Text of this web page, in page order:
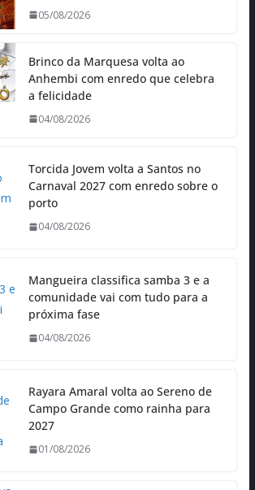
05/08/2026
Brinco da Marquesa volta ao
Anhembi com enredo que celebra
a felicidade
04/08/2026
Torcida Jovem volta a Santos no
Carnaval 2027 com enredo sobre o
porto
04/08/2026
Mangueira classifica samba 3 e a
comunidade vai com tudo para a
próxima fase
04/08/2026
Rayara Amaral volta ao Sereno de
Campo Grande como rainha para
2027
01/08/2026